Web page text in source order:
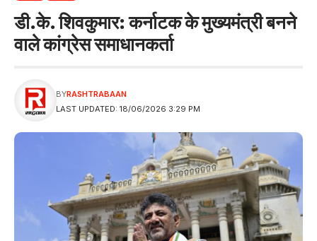
डी.के. शिवकुमार: कर्नाटक के मुख्यमंत्री बनने
वाले कांग्रेस समाधानकर्ता
LAST UPDATED: 18/06/2026 3:29 PM
BYRASHTRABAAN